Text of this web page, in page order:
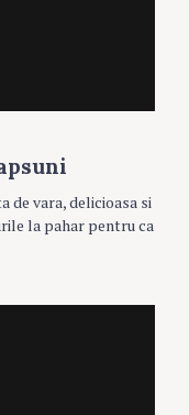
de vara, delicioasa si
la pahar pentru ca